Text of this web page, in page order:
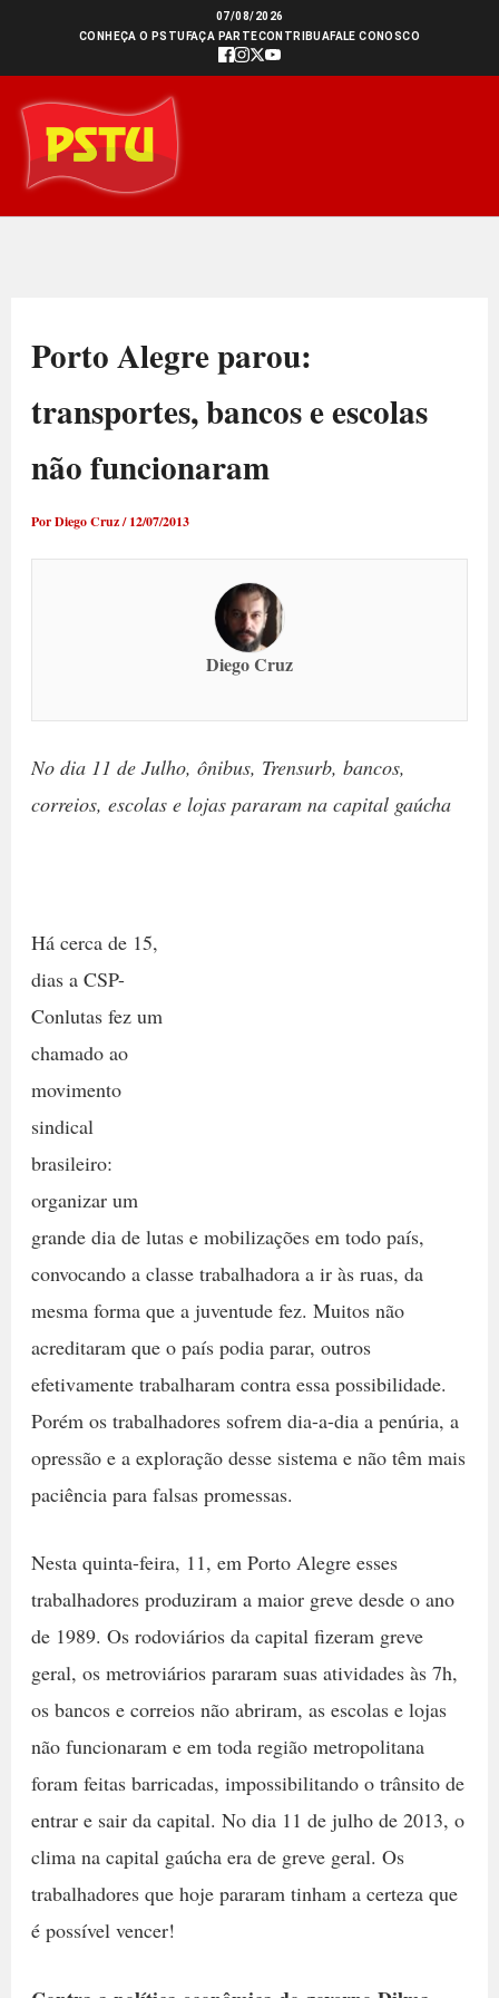
conteúdo
07/08/2026
CONHEÇA O PSTU FAÇA PARTECONTRIBUAFALE CONOSCO
Porto Alegre parou:
transportes, bancos e escolas
não funcionaram
PorDiego Cruz/12/07/2013
Diego Cruz
No dia 11 de Julho, ônibus, Trensurb, bancos,
correios, escolas e lojas pararam na capital gaúcha
Há cerca de 15,
dias a CSP-
Conlutas fez um
chamado ao
movimento
sindical
brasileiro:
organizar um
grande dia de lutas e mobilizações em todo país,
convocando a classe trabalhadora a ir às ruas, da
mesma forma que a juventude fez. Muitos não
acreditaram que o país podia parar, outros
efetivamente trabalharam contra essa possibilidade.
Porém os trabalhadores sofrem dia-a-dia a penúria, a
opressão e a exploração desse sistema e não têm mais
paciência para falsas promessas.
Nesta quinta-feira, 11, em Porto Alegre esses
trabalhadores produziram a maior greve desde o ano
de 1989. Os rodoviários da capital fizeram greve
geral, os metroviários pararam suas atividades às 7h,
os bancos e correios não abriram, as escolas e lojas
não funcionaram e em toda região metropolitana
foram feitas barricadas, impossibilitando o trânsito de
entrar e sair da capital. No dia 11 de julho de 2013, o
clima na capital gaúcha era de greve geral. Os
trabalhadores que hoje pararam tinham a certeza que
é possível vencer!